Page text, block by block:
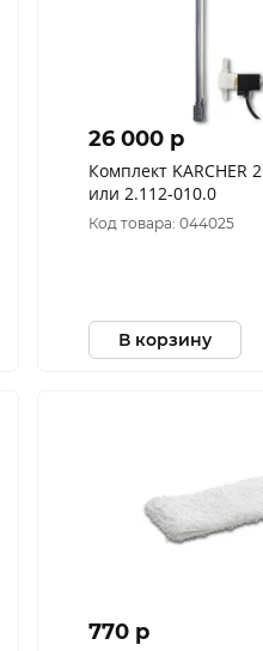
26 000 p
Комплект KARCHER 2.209-779.0
или 2.112-010.0
Код товара: 044025
В корзину
770 p